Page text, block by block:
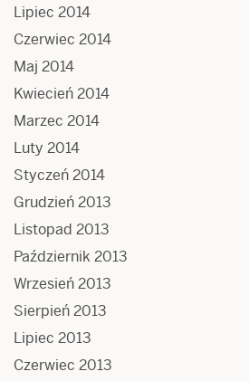
Lipiec 2014
Czerwiec 2014
Maj 2014
Kwiecień 2014
Marzec 2014
Luty 2014
Styczeń 2014
Grudzień 2013
Listopad 2013
Październik 2013
Wrzesień 2013
Sierpień 2013
Lipiec 2013
Czerwiec 2013